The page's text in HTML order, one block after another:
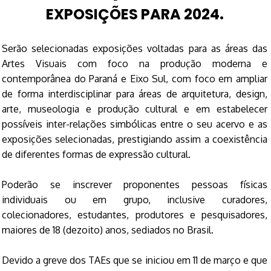
EXPOSIÇÕES PARA 2024.
Serão selecionadas exposições voltadas para as áreas das
Artes Visuais com foco na produção moderna e
contemporânea do Paraná e Eixo Sul, com foco em ampliar
de forma interdisciplinar para áreas de arquitetura, design,
arte, museologia e produção cultural e em estabelecer
possíveis inter-relações simbólicas entre o seu acervo e as
exposições selecionadas, prestigiando assim a coexistência
de diferentes formas de expressão cultural.
Poderão se inscrever proponentes pessoas físicas
individuais ou em grupo, inclusive curadores,
colecionadores, estudantes, produtores e pesquisadores,
maiores de 18 (dezoito) anos, sediados no Brasil.
Devido a greve dos TAEs que se iniciou em 11 de março e que